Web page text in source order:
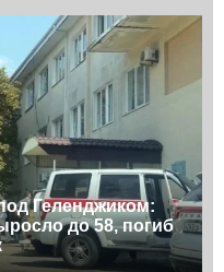
Геленджиком:
до 58, погиб